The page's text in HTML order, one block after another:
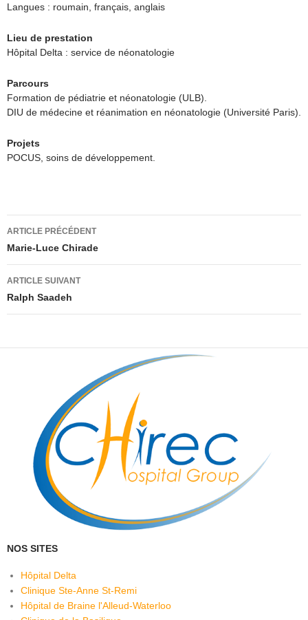
Langues : roumain, français, anglais
Lieu de prestation
Hôpital Delta : service de néonatologie
Parcours
Formation de pédiatrie et néonatologie (ULB).
DIU de médecine et réanimation en néonatologie (Université Paris).
Projets
POCUS, soins de développement.
Navigation
des
articles
ARTICLE PRÉCÉDENT
Marie-Luce Chirade
ARTICLE SUIVANT
Ralph Saadeh
NOS SITES
Hôpital Delta
Clinique Ste-Anne St-Remi
Hôpital de Braine l'Alleud-Waterloo